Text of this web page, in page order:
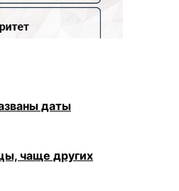
даты
чаще других